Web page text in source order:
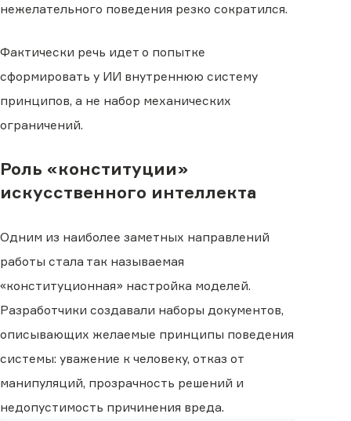
нежелательного поведения резко сократился.
Фактически речь идет о попытке
сформировать у ИИ внутреннюю систему
принципов, а не набор механических
ограничений.
Роль «конституции»
искусственного интеллекта
Одним из наиболее заметных направлений
работы стала так называемая
«конституционная» настройка моделей.
Разработчики создавали наборы документов,
описывающих желаемые принципы поведения
системы: уважение к человеку, отказ от
манипуляций, прозрачность решений и
недопустимость причинения вреда.